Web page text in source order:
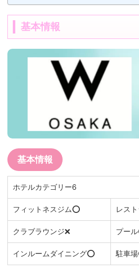
基本情報
基本情報
ホテルカテゴリー6
フィットネスジム⭕️ レス
クラブラウンジ❌ プー
インルームダイニング⭕️ 駐車